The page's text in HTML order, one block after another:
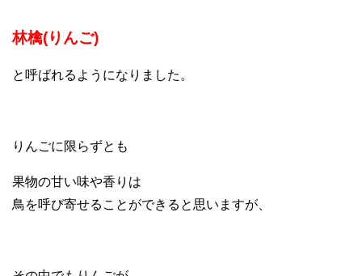
林檎(りんご)
と呼ばれるようになりました。
りんごに限らずとも
果物の甘い味や香りは
鳥を呼び寄せることができると思いますが、